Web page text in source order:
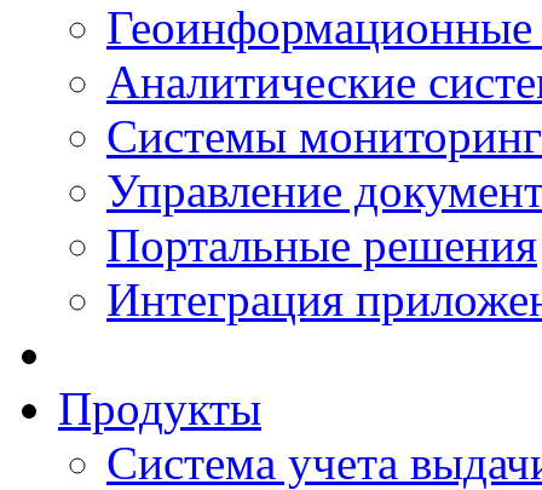
Аналитические
Системы
Управление
Портальные решения
Интеграция
Продукты
Система учета